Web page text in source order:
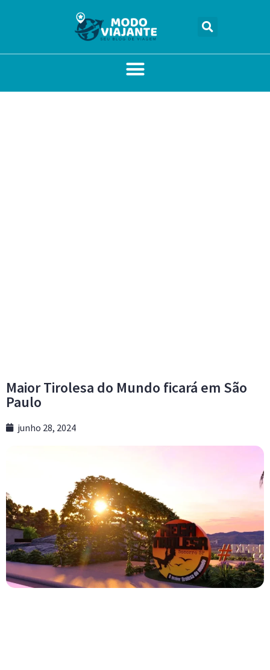
Maior Tirolesa do Mundo ficará em São
Paulo
junho 28, 2024